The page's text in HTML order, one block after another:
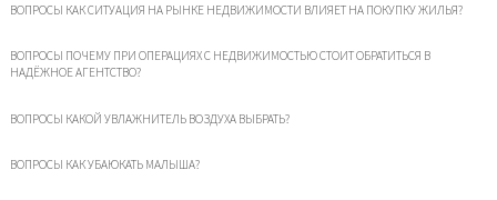
ВОПРОСЫ КАК СИТУАЦИЯ НА РЫНКЕ НЕДВИЖИМОСТИ ВЛИЯЕТ НА ПОКУПКУ ЖИЛЬЯ?
ВОПРОСЫ ПОЧЕМУ ПРИ ОПЕРАЦИЯХ С НЕДВИЖИМОСТЬЮ СТОИТ ОБРАТИТЬСЯ В
НАДЁЖНОЕ АГЕНТСТВО?
ВОПРОСЫ КАКОЙ УВЛАЖНИТЕЛЬ ВОЗДУХА ВЫБРАТЬ?
ВОПРОСЫ КАК УБАЮКАТЬ МАЛЫША?